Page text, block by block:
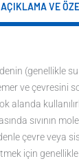
AÇIKLAMA VE
(genellikle
ve
alanda
sıvının
çevre veya
için